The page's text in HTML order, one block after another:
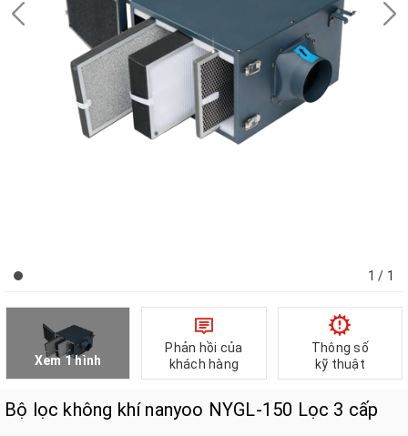
1 / 1
Xem 1 hình
Phản hồi của
khách hàng
Thông số
kỹ thuật
Bộ lọc không khí nanyoo NYGL-150 Lọc 3 cấp